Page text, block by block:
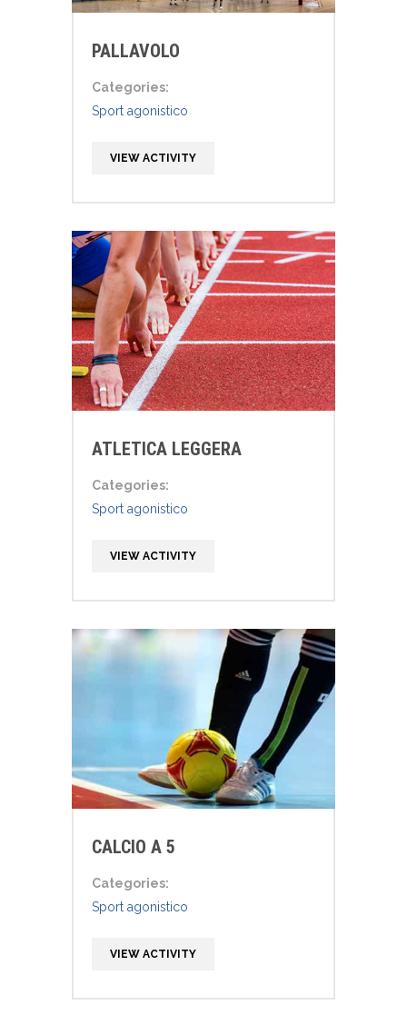
PALLAVOLO
Categories:
Sport agonistico
VIEW ACTIVITY
ATLETICA LEGGERA
Categories:
Sport agonistico
VIEW ACTIVITY
CALCIO A 5
Categories:
Sport agonistico
VIEW ACTIVITY